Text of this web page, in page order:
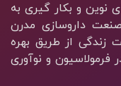
نوین و بکار گیری به
داروسازی مدرن
زندگی از طریق بهره
و نوآوری